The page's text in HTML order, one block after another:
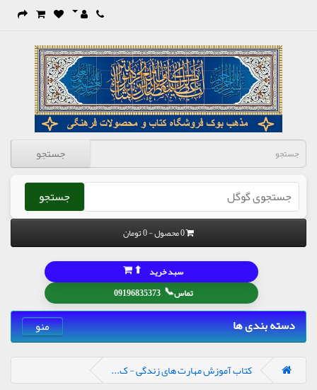
جستجو
جستجو
0 محصول - 0 تومان
تماس📞
09196835373
سبد خرید ⬆
دسته بندی ها منو
کتاب آموزش مهارت های زندگی - ک...